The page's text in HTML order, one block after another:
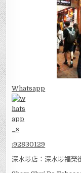
Whatsapp
:92830129
深水埗店：深水埗福榮